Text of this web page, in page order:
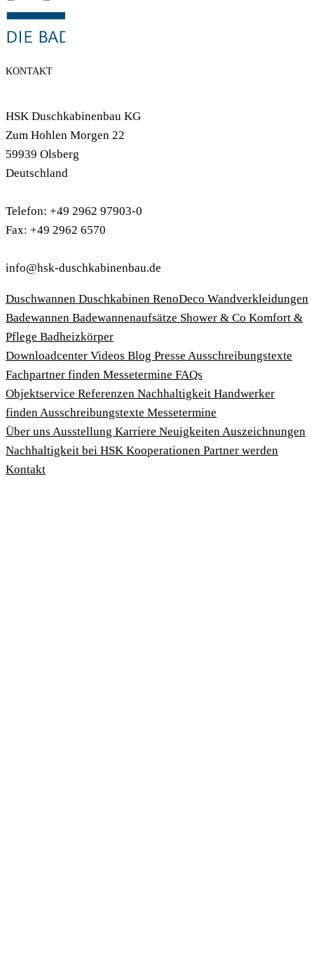
KONTAKT
HSK Duschkabinenbau KG
Zum Hohlen Morgen 22
59939 Olsberg
Deutschland
Telefon: +49 2962 97903-0
Fax: +49 2962 6570
info@hsk-duschkabinenbau.de
Duschwannen Duschkabinen RenoDeco Wandverkleidungen
Badewannen Badewannenaufsätze Shower & Co Komfort &
Pflege Badheizkörper
Download­center Videos Blog Presse Ausschreibungstexte
Fachpartner finden Messetermine FAQs
Objektservice Referenzen Nachhaltigkeit Handwerker
findenAusschreibungstexte Messetermine
Über uns Ausstellung Karriere NeuigkeitenAuszeichnungen
Nachhaltigkeit bei HSK Kooperationen Partner werden
Kontakt